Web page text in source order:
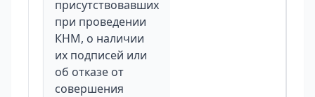
присутствовавших
при проведении
КНМ, о наличии
их подписей или
об отказе от
совершения